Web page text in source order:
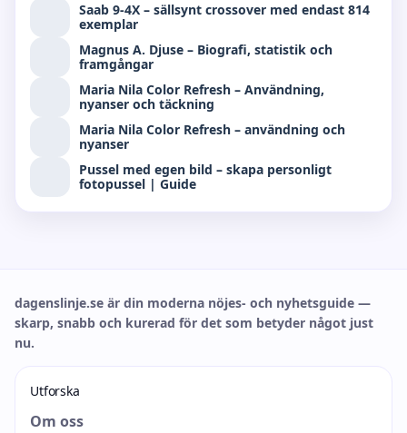
Saab 9-4X – sällsynt crossover med endast 814
exemplar
Magnus A. Djuse – Biografi, statistik och
framgångar
Maria Nila Color Refresh – Användning,
nyanser och täckning
Maria Nila Color Refresh – användning och
nyanser
Pussel med egen bild – skapa personligt
fotopussel | Guide
dagenslinje.se är din moderna nöjes- och nyhetsguide —
skarp, snabb och kurerad för det som betyder något just
nu.
Utforska
Om oss